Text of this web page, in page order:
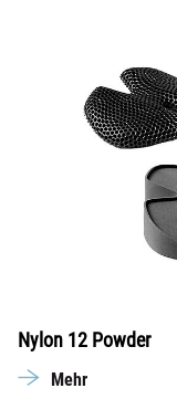
Nylon 12 Powder
Mehr